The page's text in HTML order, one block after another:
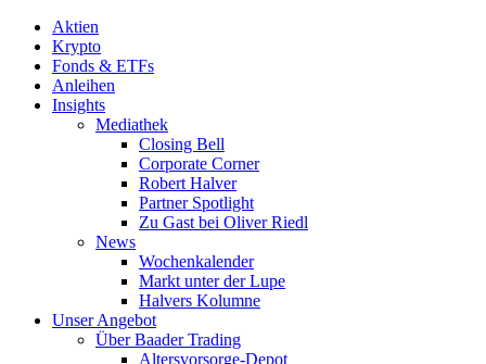
Aktien
Krypto
Fonds & ETFs
Anleihen
Insights
Mediathek
Closing Bell
Corporate Corner
Robert Halver
Partner Spotlight
Zu Gast bei Oliver Riedl
News
Wochenkalender
Markt unter der Lupe
Halvers Kolumne
Unser Angebot
Über Baader Trading
Altersvorsorge-Depot